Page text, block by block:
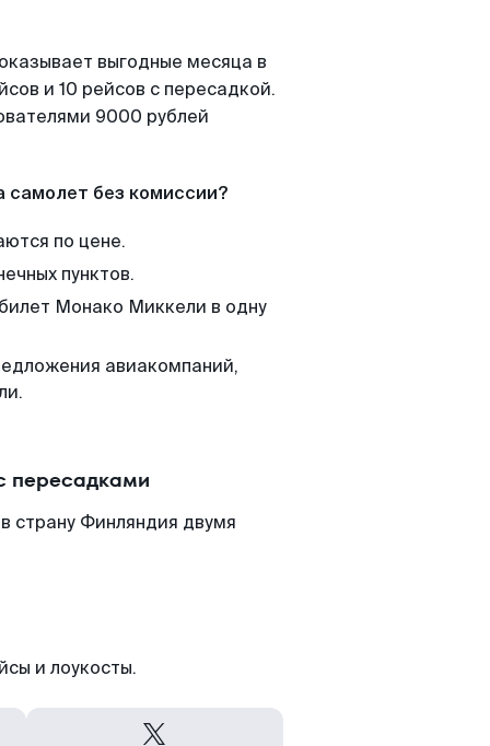
выгодные месяца в
и 10 рейсов с пересадкой.
9000 рублей
самолет без комиссии?
по цене.
пунктов.
Монако Миккели в одну
авиакомпаний,
пересадками
страну Финляндия двумя
и лоукосты.